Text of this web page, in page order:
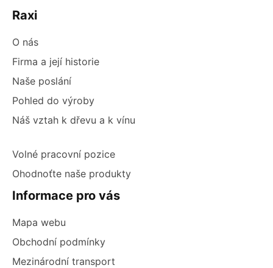
Raxi
O nás
Firma a její historie
Naše poslání
Pohled do výroby
Náš vztah k dřevu a k vínu
Volné pracovní pozice
Ohodnoťte naše produkty
Informace pro vás
Mapa webu
Obchodní podmínky
Mezinárodní transport